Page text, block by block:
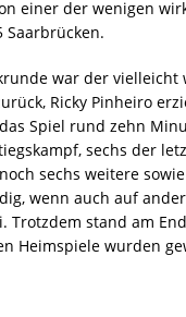
einer der wenigen
Saarbrücken.
war der vielleicht
Ricky Pinheiro
Spiel rund zehn
sechs der
sechs weitere
wenn auch auf
Trotzdem stand am
Heimspiele wurden